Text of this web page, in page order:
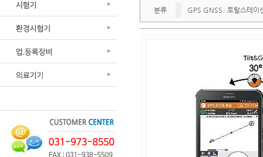
분류 GPS GNSS 토탈스테이